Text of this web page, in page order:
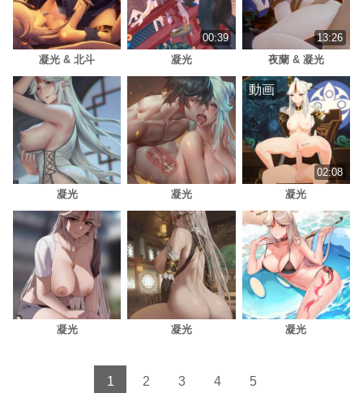
凝光 & 北斗
00:39
凝光
13:26
夜蘭 & 凝光
凝光 凝光
動画
02:08
凝光
凝光 凝光 凝光
1 2 3 4 5